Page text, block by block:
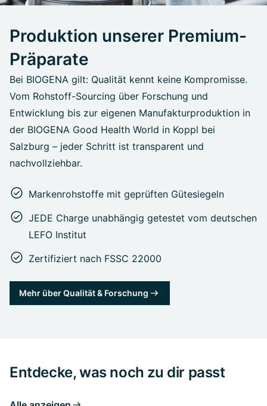
Produktion unserer Premium-
Präparate
Bei BIOGENA gilt: Qualität kennt keine Kompromisse.
Vom Rohstoff-Sourcing über Forschung und
Entwicklung bis zur eigenen Manufakturproduktion in
der BIOGENA Good Health World in Koppl bei
Salzburg – jeder Schritt ist transparent und
nachvollziehbar.
Markenrohstoffe mit geprüften Gütesiegeln
JEDE Charge unabhängig getestet vom deutschen
LEFO Institut
Zertifiziert nach FSSC 22000
Mehr über Qualität & Forschung
Entdecke, was noch zu dir passt